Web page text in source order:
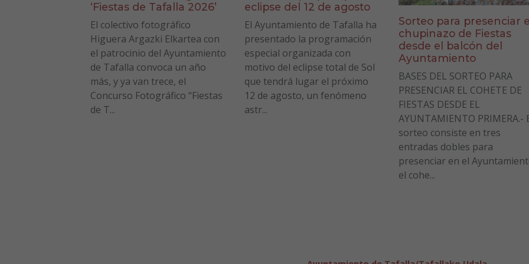
‘Fiestas de Tafalla 2026’
El colectivo fotográfico
Higuera Argazki Elkartea con
el patrocinio del Ayuntamiento
de Tafalla convoca un año
más, y ya van trece, el
Concurso Fotográfico “Fiestas
de T...
eclipse del 12 de agosto
El Ayuntamiento de Tafalla ha
presentado la programación
especial organizada con
motivo del eclipse total de Sol
que tendrá lugar el próximo
12 de agosto, un fenómeno
astr...
Sorteo para presenciar el
chupinazo de Fiestas
desde el balcón del
Ayuntamiento
BASES DEL SORTEO PARA
PRESENCIAR EL COHETE DE
FIESTAS DESDE EL
AYUNTAMIENTO PRIMERA.-
sorteo consiste en tres
entradas dobles para
presenciar en el
el cohe...